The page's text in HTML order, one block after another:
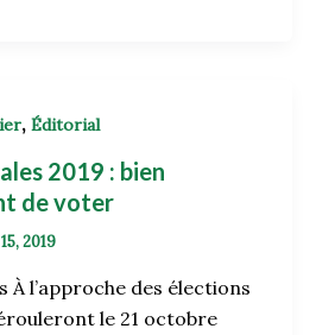
, Éditorial
2019 : bien
de voter
2019
À l’approche des élections
le 21 octobre